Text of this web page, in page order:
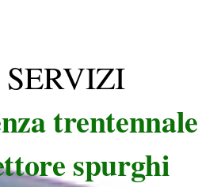
SERVIZI
trentennale
spurghi